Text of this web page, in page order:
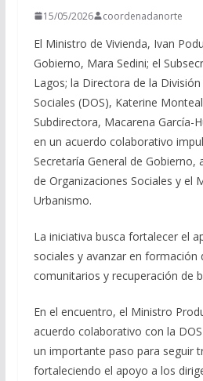
15/05/2026 coordenadanorte
El Ministro de Vivienda, Ivan
Gobierno, Mara Sedini; el
Lagos; la Directora de la
Sociales (DOS), Katerine
Subdirectora, Macarena García-
en un acuerdo colaborativo
Secretaría General de Gobierno,
de Organizaciones Sociales y el
Urbanismo.
La iniciativa busca fortalecer el
sociales y avanzar en formación
comunitarios y recuperación de
En el encuentro, el Ministro
acuerdo colaborativo con la
un importante paso para seguir
fortaleciendo el apoyo a los